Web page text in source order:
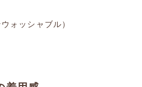
ォッシャブル）